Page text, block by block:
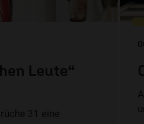
Leute“
31 eine